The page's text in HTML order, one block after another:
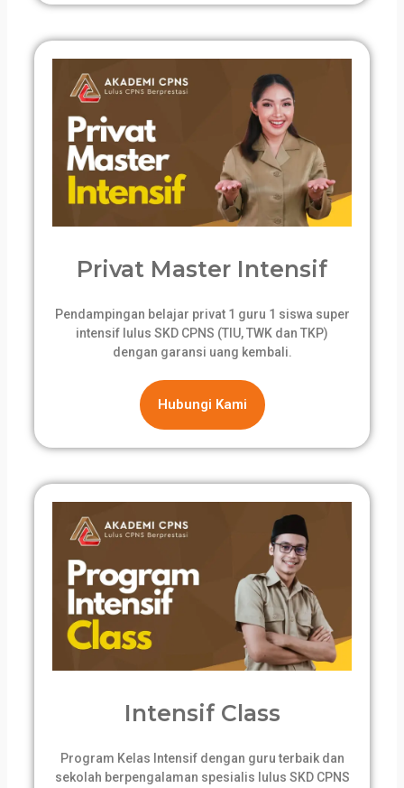
Privat Master Intensif
Pendampingan belajar privat 1 guru 1 siswa super
intensif lulus SKD CPNS (TIU, TWK dan TKP)
dengan garansi uang kembali.
Hubungi Kami
Intensif Class
Program Kelas Intensif dengan guru terbaik dan
sekolah berpengalaman spesialis lulus SKD CPNS